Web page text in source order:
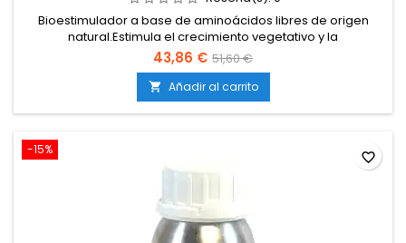
Bioestimulador a base de aminoácidos libres de origen
natural.Estimula el crecimiento vegetativo y la
floración.Mejora la recuperación frente al estrés y
condiciones adversas.Aumenta la resistencia general de la
planta.Producto versátil y de rápida asimilación.
43,86 € 51,60 €
 Añadir al carrito
-15% favorite_border